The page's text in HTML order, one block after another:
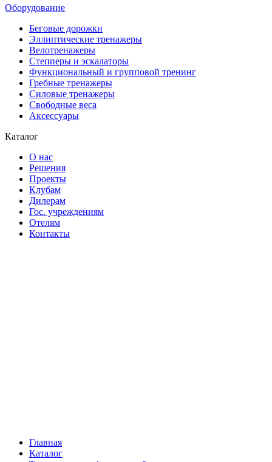
Оборудование
Беговые дорожки
Эллиптические тренажеры
Велотренажеры
Степперы и эскалаторы
Функциональный и групповой тренинг
Гребные тренажеры
Силовые тренажеры
Свободные веса
Аксессуары
Каталог
О нас
Решения
Проекты
Клубам
Дилерам
Гос. учреждениям
Отелям
Контакты
Главная
Каталог